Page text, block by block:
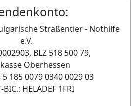
Straßentier - Nothilfe
e.V.
BLZ 518 500 79,
Oberhessen
5 185 0079 0340 0029 03
BIC.: HELADEF 1FRI